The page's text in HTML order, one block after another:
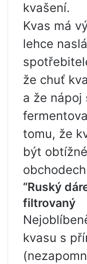
kvašení.
Kvas má
lehce
že chuť
a že nápoj
tomu, že
být
“Ruský
filtrovaný
kvasu s